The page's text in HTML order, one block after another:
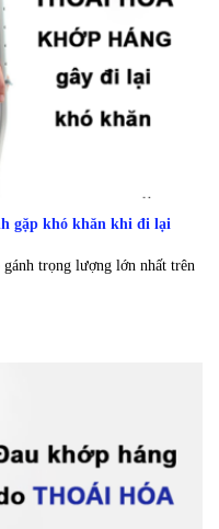
gặp khó khăn khi đi lại
trọng lượng lớn nhất trên